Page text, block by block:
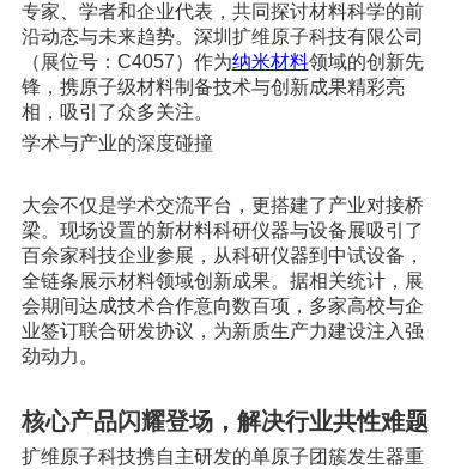
专家、学者和企业代表，共同探讨材料科学的前
沿动态与未来趋势。深圳扩维原子科技有限公司
（展位号：C4057）作为纳米材料领域的创新先
锋，携原子级材料制备技术与创新成果精彩亮
相，吸引了众多关注。
学术与产业的深度碰撞
大会不仅是学术交流平台，更搭建了产业对接桥
梁。现场设置的新材料科研仪器与设备展吸引了
百余家科技企业参展，从科研仪器到中试设备，
全链条展示材料领域创新成果。据相关统计，展
会期间达成技术合作意向数百项，多家高校与企
业签订联合研发协议，为新质生产力建设注入强
劲动力。
核心产品闪耀登场，解决行业共性难题
扩维原子科技携自主研发的单原子团簇发生器重